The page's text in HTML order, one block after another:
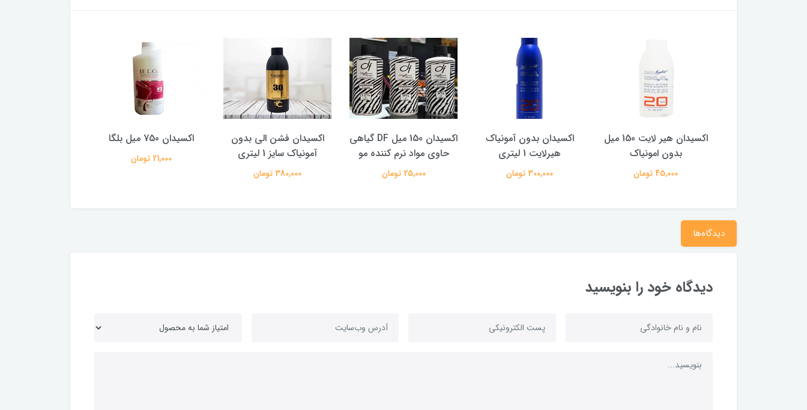
اکسیدان هیر لایت 150 میل
بدون امونیاک
45,000 تومان
اکسیدان بدون آمونیاک
هیرلایت 1 لیتری
300,000 تومان
اکسیدان 150 میل DF گیاهی
حاوی مواد نرم کننده مو
25,000 تومان
اکسیدان فشن الی بدون
آمونیاک سایز 1 لیتری
380,000 تومان
اکسیدان 750 میل بلگا
21,000 تومان
دیدگاه‌ها
دیدگاه خود را بنویسید